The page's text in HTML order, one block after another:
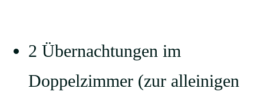
2 Übernachtungen im
Doppelzimmer (zur alleinigen